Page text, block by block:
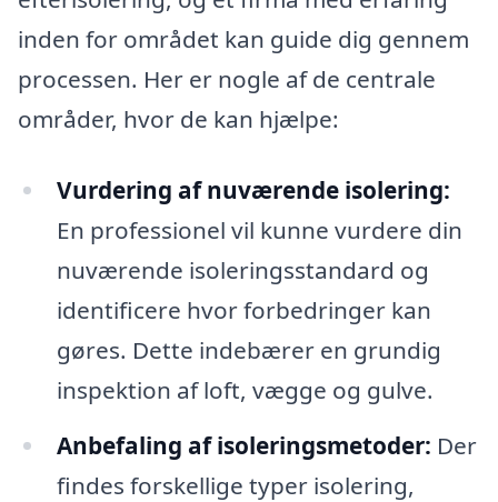
inden for området kan guide dig gennem
processen. Her er nogle af de centrale
områder, hvor de kan hjælpe:
Vurdering af nuværende isolering:
En professionel vil kunne vurdere din
nuværende isoleringsstandard og
identificere hvor forbedringer kan
gøres. Dette indebærer en grundig
inspektion af loft, vægge og gulve.
Anbefaling af isoleringsmetoder: Der
findes forskellige typer isolering,